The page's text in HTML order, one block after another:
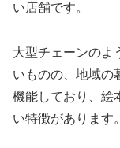
い店舗です。
大型チェーンのよ
いものの、地域の
機能しており、絵
い特徴があります。